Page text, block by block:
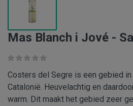
Mas Blanch i Jové -
Costers del Segre is een gebied
Catalonië. Heuvelachtig en
warm. Dit maakt het gebied zeer